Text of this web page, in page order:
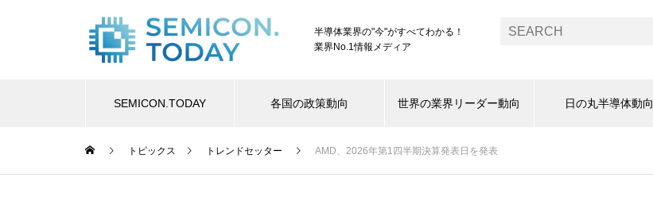
半導体業界の"今"がすべてわかる！
業界No.1情報メディア
SEMICON.TODAY 各国の政策動向 世界の業界リーダー動向 日の丸半導体動向
トピックス トレンドセッター AMD、2026年第1四半期決算発表日を発表